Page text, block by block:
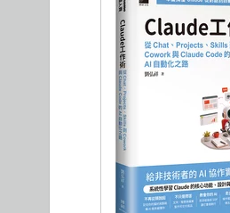
Computer Vision
Reinforcement
TDD 測試導向開發
Adobe 軟體應用
區塊鏈與金融科技